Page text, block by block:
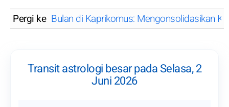
Pergi ke Bulan di Kaprikornus: Mengonsolidasikan
Transit astrologi besar pada Selasa, 2
Juni 2026